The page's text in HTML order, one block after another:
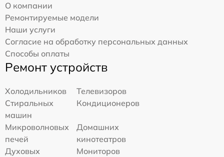
О компании
Ремонтируемые модели
Наши услуги
Согласие на обработку персональных данных
Способы оплаты
Ремонт устройств
Холодильников
Телевизоров
Стиральных
машин
Кондиционеров
Микроволновых
печей
Домашних
кинотеатров
Духовых
Мониторов